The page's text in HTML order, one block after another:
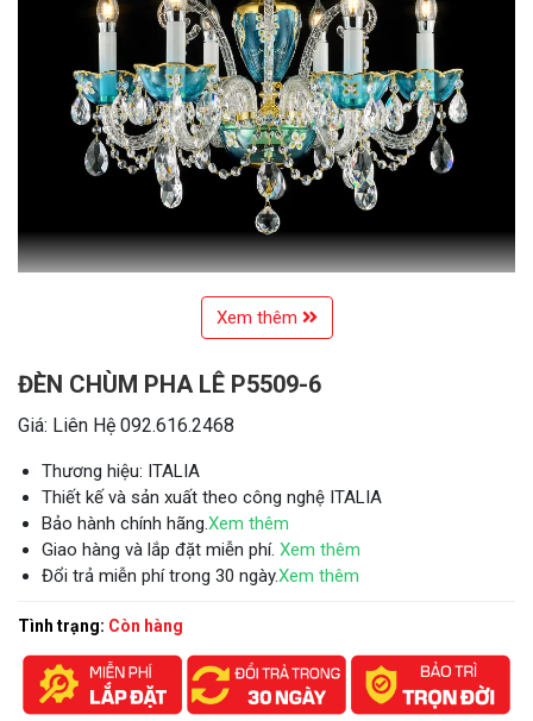
Xem thêm
ĐÈN CHÙM PHA LÊ P5509-6
Giá: Liên Hệ 092.616.2468
Thương hiệu: ITALIA
Thiết kế và sản xuất theo công nghệ ITALIA
Bảo hành chính hãng.Xem thêm
Giao hàng và lắp đặt miễn phí. Xem thêm
Đổi trả miễn phí trong 30 ngày.Xem thêm
Tình trạng: Còn hàng